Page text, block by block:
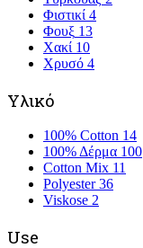
Φιστικί 4
Φουξ 13
Χακί 10
Χρυσό 4
Υλικό
100% Cotton 14
100% Δέρμα 100
Cotton Mix 11
Polyester 36
Viskose 2
Use